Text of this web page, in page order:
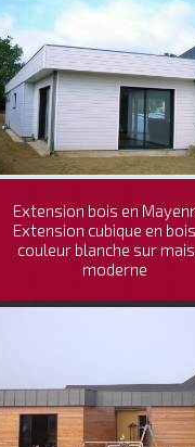
Extension bois en
Extension cubique en
couleur blanche sur
moderne